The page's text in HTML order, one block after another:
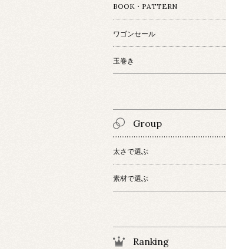
BOOK・PATTERN
ワゴンセール
玉巻き
Group
太さで選ぶ
素材で選ぶ
Ranking